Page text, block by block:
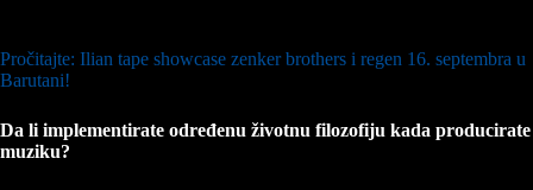
Pročitajte: Ilian tape showcase zenker brothers i regen 16. septembra u
Barutani!
Da li implementirate određenu životnu filozofiju kada producirate
muziku?